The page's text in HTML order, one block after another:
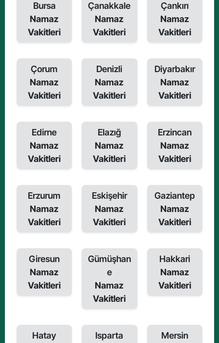
Bursa
Namaz
Vakitleri
Çanakkale
Namaz
Vakitleri
Çankırı
Namaz
Vakitleri
Çorum
Namaz
Vakitleri
Denizli
Namaz
Vakitleri
Diyarbakır
Namaz
Vakitleri
Edirne
Namaz
Vakitleri
Elazığ
Namaz
Vakitleri
Erzincan
Namaz
Vakitleri
Erzurum
Namaz
Vakitleri
Eskişehir
Namaz
Vakitleri
Gaziantep
Namaz
Vakitleri
Giresun
Namaz
Vakitleri
Gümüşhan
e
Namaz
Vakitleri
Hakkari
Namaz
Vakitleri
Hatay
Isparta
Mersin